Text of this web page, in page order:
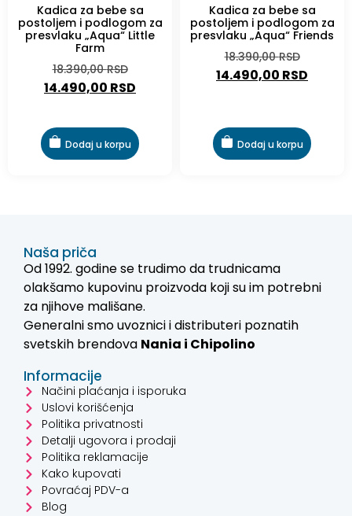
Kadica za bebe sa
postoljem i podlogom za
presvlaku „Aqua“ Little
Farm
18.390,00RSD
14.490,00 RSD
Dodaj u korpu
Kadica za bebe sa
postoljem i podlogom za
presvlaku „Aqua“ Friends
18.390,00RSD
14.490,00 RSD
Dodaj u korpu
Naša priča
Od 1992. godine se trudimo da trudnicama
olakšamo kupovinu proizvoda koji su im potrebni
za njihove mališane.
Generalni smo uvoznici i distributeri poznatih
svetskih brendova Nania i Chipolino
Informacije
Načini plaćanja i isporuka
Uslovi korišćenja
Politika privatnosti
Detalji ugovora i prodaji
Politika reklamacije
Kako kupovati
Povraćaj PDV-a
Blog